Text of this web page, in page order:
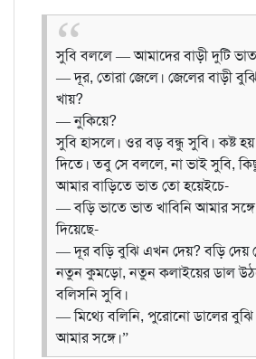
সুবি বললে — আমাদের বাড়ী দুটি
— দূর, তোরা জেলে। জেলের বাড়ী
খায়?
— নুকিয়ে?
সুবি হাসলে। ওর বড় বন্ধু সুবি। কষ্ট
দিতে। তবু সে বললে, না ভাই সুবি,
আমার বাড়িতে ভাত তো হয়েইচে-
— বড়ি ভাতে ভাত খাবিনি আমার
দিয়েছে-
— দূর বড়ি বুঝি এখন দেয়? বড়ি দেয়
নতুন কুমড়ো, নতুন কলাইয়ের ডাল
বলিসনি সুবি।
— মিথ্যে বলিনি, পুরোনো ডালের
আমার সঙ্গে।”